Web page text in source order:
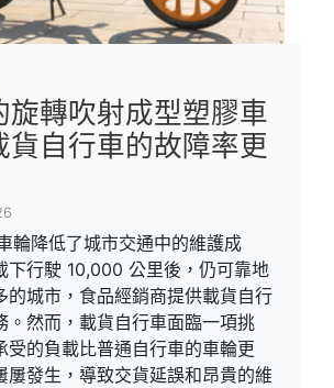
旋轉吹射成型塑膠車
貨自行車的故障率更
輪降低了城市交通中的維護成
下行駛 10,000 公里後，仍可靠地
的城市，食品經銷商提供載貨自行
。然而，載貨自行車面臨一項挑
受的負載比普通自行車的車輪更
屢發生，導致交貨延誤和昂貴的維